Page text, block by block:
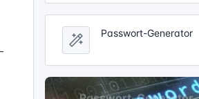
Passwort-Generator